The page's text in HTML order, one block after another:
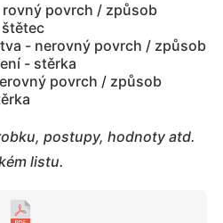
rovný povrch / způsob
- nerovný povrch / způsob
- stěrka
povrch / způsob
postupy, hodnoty atd.
listu.